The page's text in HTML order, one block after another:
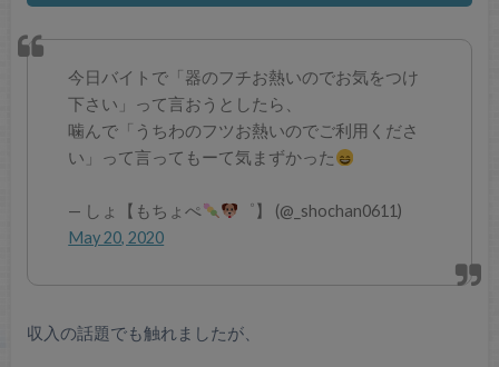
今日バイトで「器のフチお熱いのでお気をつけ
下さい」って言おうとしたら、
噛んで「うちわのフツお熱いのでご利用くださ
い」って言ってもーて気まずかった
— しょ【もちょぺ
゜】 (@_shochan0611)
May 20, 2020
収入の話題でも触れましたが、